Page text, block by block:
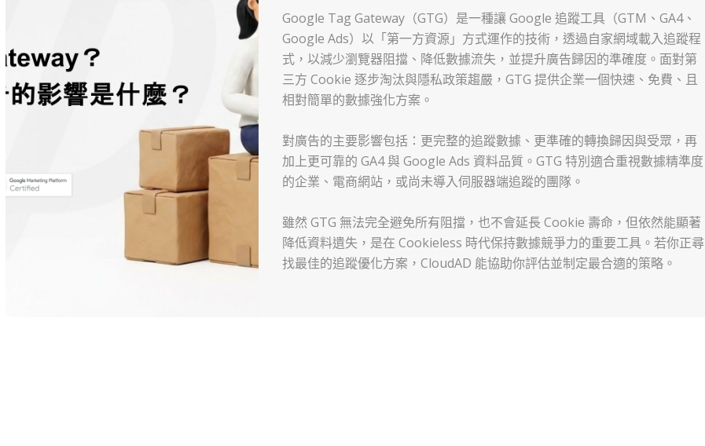
Google Tag Gateway（GTG）是一種讓 Google 追蹤工具（GTM、GA4、
Google Ads）以「第一方資源」方式運作的技術，透過自家網域載入追蹤程
式，以減少瀏覽器阻擋、降低數據流失，並提升廣告歸因的準確度。面對第
三方 Cookie 逐步淘汰與隱私政策趨嚴，GTG 提供企業一個快速、免費、且
相對簡單的數據強化方案。
對廣告的主要影響包括：更完整的追蹤數據、更準確的轉換歸因與受眾，再
加上更可靠的 GA4 與 Google Ads 資料品質。GTG 特別適合重視數據精準度
的企業、電商網站，或尚未導入伺服器端追蹤的團隊。
雖然 GTG 無法完全避免所有阻擋，也不會延長 Cookie 壽命，但依然能顯著
降低資料遺失，是在 Cookieless 時代保持數據競爭力的重要工具。若你正尋
找最佳的追蹤優化方案，CloudAD 能協助你評估並制定最合適的策略。